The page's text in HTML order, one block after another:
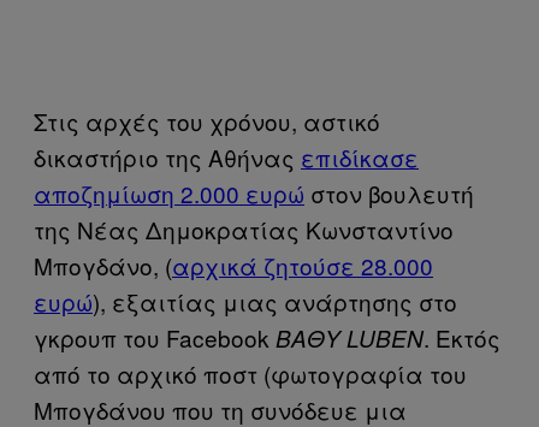
Στις αρχές του χρόνου, αστικό
δικαστήριο της Αθήνας επιδίκασε
αποζημίωση 2.000 ευρώ στον βουλευτή
της Νέας Δημοκρατίας Κωνσταντίνο
Μπογδάνο, (αρχικά ζητούσε 28.000
ευρώ), εξαιτίας μιας ανάρτησης στο
γκρουπ του Facebook ΒΑΘΥ LUBEN. Εκτός
από το αρχικό ποστ (φωτογραφία του
Μπογδάνου που τη συνόδευε μια